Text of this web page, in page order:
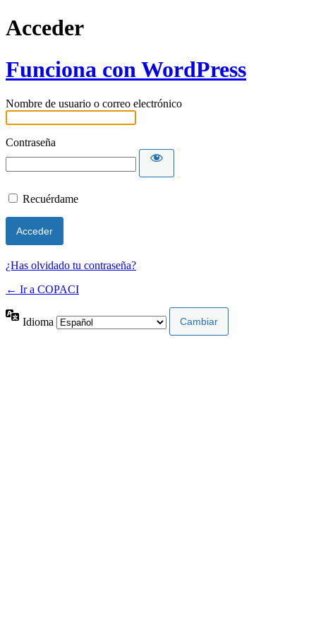
Acceder
Funciona con WordPress
Nombre de usuario o correo electrónico
Contraseña
Recuérdame
¿Has olvidado tu contraseña?
← Ir a COPACI
Idioma